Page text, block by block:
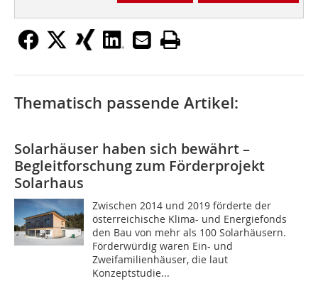
Thematisch passende Artikel:
Solarhäuser haben sich bewährt –
Begleitforschung zum Förderprojekt
Solarhaus
Zwischen 2014 und 2019 förderte der
österreichische Klima- und Energiefonds
den Bau von mehr als 100 Solarhäusern.
Förderwürdig waren Ein- und
Zweifamilienhäuser, die laut
Konzeptstudie...